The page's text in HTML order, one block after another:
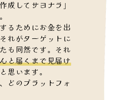
成してサヨナラ」
るためにお金を出
れがターゲットに
も同然です。それ
と届くまで見届け
と思います。
どのプラットフォ